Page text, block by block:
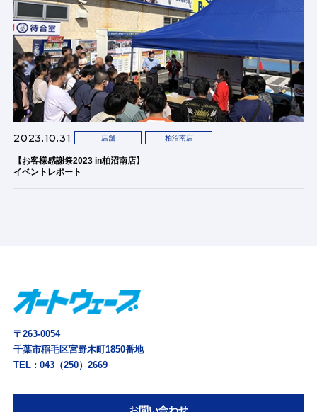
2023.10.31 店舗 柏沼南店
【お客様感謝祭2023 in柏沼南店】
イベントレポート
〒263-0054
千葉市稲毛区宮野木町1850番地
TEL :043（250）2669